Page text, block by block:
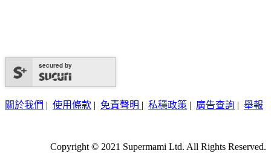
secured by
關於我們 | 使用條款 | 免責聲明 | 私穩政策 | 廣告查詢 | 舉報
Copyright © 2021 Supermami Ltd. All Rights Reserved.